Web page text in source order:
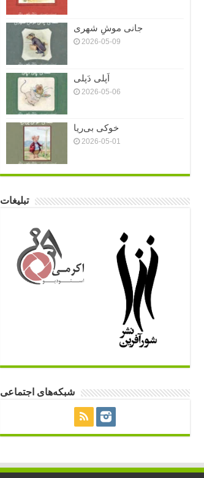
جانی موشِ شهری
2026-05-09
اَپلی دَپلی
2026-05-06
خوکی بی‌ریا
2026-05-01
تبلیغات
شبکه‌های اجتماعی